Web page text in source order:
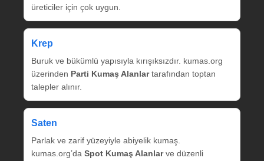
üreticiler için çok uygun.
Krep
Buruk ve bükümlü yapısıyla kırışıksızdır. kumas.org
üzerinden Parti Kumaş Alanlartarafından toptan
talepler alınır.
Saten
Parlak ve zarif yüzeyiyle abiyelik kumaş.
kumas.org’da Spot Kumaş Alanlarve düzenli